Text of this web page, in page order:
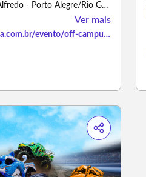
Nuvem, Rua João Alfredo - Porto Alegre/Rio Grande do Sul
Ver mais
https://www.sympla.com.br/evento/off-campus-porto-alegre-rs/3484456